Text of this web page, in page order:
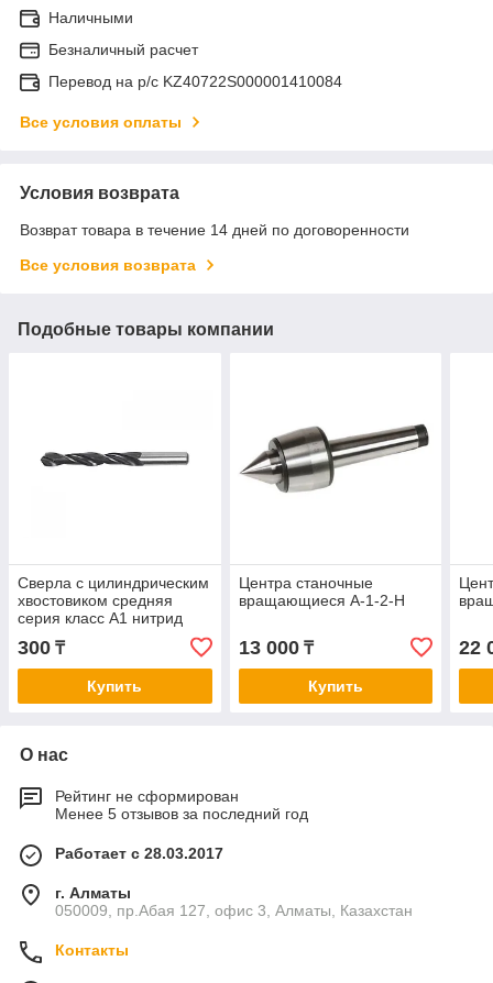
Наличными
Безналичный расчет
Перевод на р/с KZ40722S000001410084
Все условия оплаты
Условия возврата
Возврат товара в течение 14 дней по договоренности
Все условия возврата
Подобные товары компании
Сверла с цилиндрическим
хвостовиком средняя
серия класс А1 нитрид
титана с вышлифованным
профилем2,1-3,0
300 ₸
Купить
Центра станочные
вращающиеся А-1-2-Н
13 000₸
Купить
22
О нас
Рейтинг не сформирован
Менее 5 отзывов за последний год
Работает с 28.03.2017
г. Алматы
050009, пр.Абая 127, офис 3, Алматы, Казахстан
Контакты